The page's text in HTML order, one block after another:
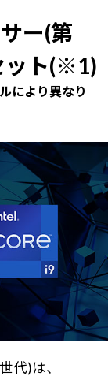
ー(第
ット(※1)
により異なり
代)は、